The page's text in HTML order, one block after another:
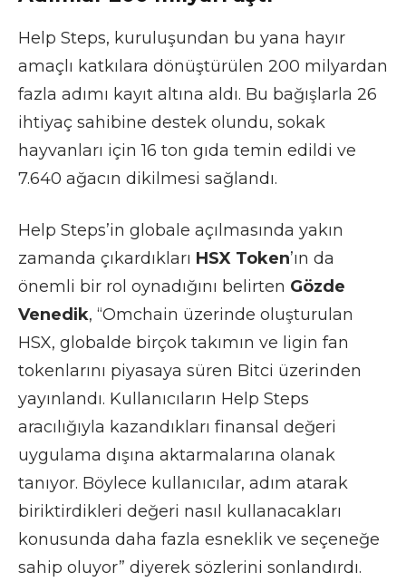
Help Steps, kuruluşundan bu yana hayır
amaçlı katkılara dönüştürülen 200 milyardan
fazla adımı kayıt altına aldı. Bu bağışlarla 26
ihtiyaç sahibine destek olundu, sokak
hayvanları için 16 ton gıda temin edildi ve
7.640 ağacın dikilmesi sağlandı.
Help Steps’in globale açılmasında yakın
zamanda çıkardıkları HSX Token’ın da
önemli bir rol oynadığını belirten Gözde
Venedik, “Omchain üzerinde oluşturulan
HSX, globalde birçok takımın ve ligin fan
tokenlarını piyasaya süren Bitci üzerinden
yayınlandı. Kullanıcıların Help Steps
aracılığıyla kazandıkları finansal değeri
uygulama dışına aktarmalarına olanak
tanıyor. Böylece kullanıcılar, adım atarak
biriktirdikleri değeri nasıl kullanacakları
konusunda daha fazla esneklik ve seçeneğe
sahip oluyor” diyerek sözlerini sonlandırdı.